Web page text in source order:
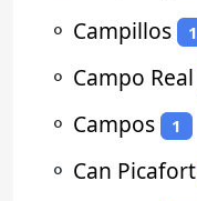
⚬ Campillos 1
⚬ Campo Real
⚬ Campos 1
⚬ Can Picafort